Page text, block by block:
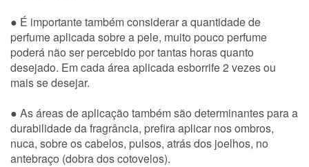
● É importante também considerar a quantidade de
perfume aplicada sobre a pele, muito pouco perfume
poderá não ser percebido por tantas horas quanto
desejado. Em cada área aplicada esborrife 2 vezes ou
mais se desejar.
● As áreas de aplicação também são determinantes para a
durabilidade da fragrância, prefira aplicar nos ombros,
nuca, sobre os cabelos, pulsos, atrás dos joelhos, no
antebraço (dobra dos cotovelos).